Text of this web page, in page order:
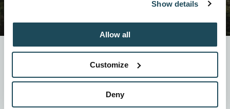
Show details
Allow all
Customize
Deny
Connaissez-vous la
Corporation ?